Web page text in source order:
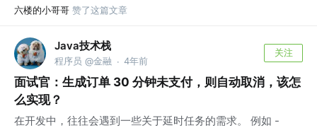
六楼的小哥哥 赞了这篇文章
Java技术栈
程序员 @金融 · 4年前
关注
面试官：生成订单 30 分钟未支付，则自动取消，该怎
么实现？
在开发中，往往会遇到一些关于延时任务的需求。 例如 -